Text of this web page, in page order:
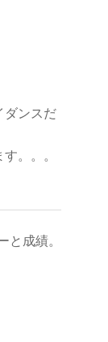
ダンスだ
。。。
と成績。